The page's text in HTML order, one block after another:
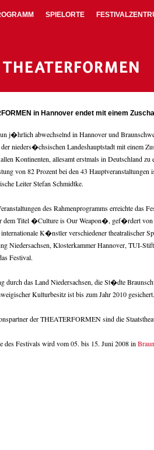
SPIELORTE
in Hannover endet mit einem
j�hrlich abwechselnd in Hannover und
nieders�chsischen Landeshauptstadt mit einem
Kontinenten, allesamt erstmals in Deutschland
von 82 Prozent bei den 43
Leiter Stefan Schmidtke.
des Rahmenprogramms erreichte das
dem Titel �Culture is Our Weapon�, gef�rdert
K�nstler verschiedener theatralischer
Niedersachsen, Klosterkammer Hannover, TUI-
Festival.
durch das Land Niedersachsen, die St�dte
Kulturbesitz ist bis zum Jahr 2010 gesichert.
der THEATERFORMEN sind die
des Festivals wird vom 05. bis 15. Juni 2008 in